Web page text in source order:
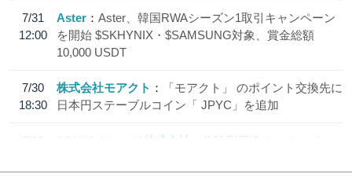
7/31
12:00
Aster
Aster、韓国RWAシーズン1取引キャンペーン
を開始 $SKHYNIX・$SAMSUNG対象、賞金総額
10,000 USDT
7/30
18:30
株式会社モアクト
「モアクト」 のポイント交換先に
日本円ステーブルコイン「 JPYC」を追加
7/29
SBI VCトレード株式会社
信託型円建てステーブル